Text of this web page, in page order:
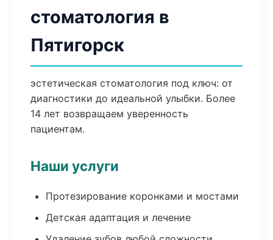
стоматология в
Пятигорск
эстетическая стоматология под ключ: от
диагностики до идеальной улыбки. Более
14 лет возвращаем уверенность
пациентам.
Наши услуги
Протезирование коронками и мостами
Детская адаптация и лечение